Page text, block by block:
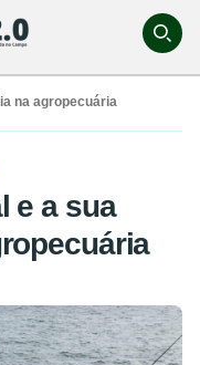
na agropecuária
e a sua